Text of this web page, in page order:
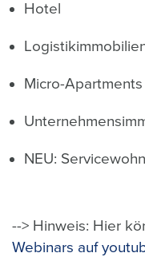
Hotel
Micro-Apartments
NEU:
--> Hinweis: Hier
Webinars auf